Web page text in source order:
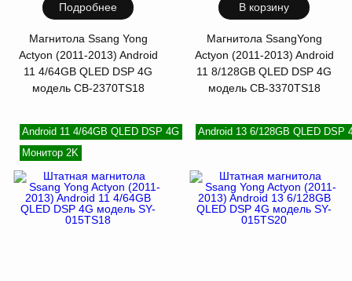
Подробнее
Магнитола Ssang Yong
Actyon (2011-2013) Android
11 4/64GB QLED DSP 4G
модель CB-2370TS18
В корзину
Магнитола SsangYong
Actyon (2011-2013) Android
11 8/128GB QLED DSP 4G
модель CB-3370TS18
Android 11 4/64GB QLED DSP 4G
Монитор 2K
Android 13 6/128GB QLED DSP